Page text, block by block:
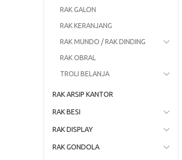
RAK GALON
RAK KERANJANG
RAK MUNDO / RAK DINDING
RAK OBRAL
TROLI BELANJA
RAK ARSIP KANTOR
RAK BESI
RAK DISPLAY
RAK GONDOLA